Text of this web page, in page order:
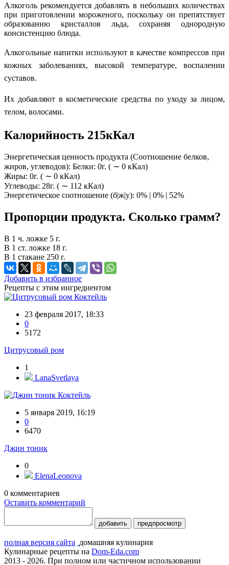
Алкоголь рекомендуется добавлять в небольших количествах
при приготовлении мороженого, поскольку он препятствует
образованию кристаллов льда, сохраняя однородную
консистенцию блюда.
Алкогольные напитки используют в качестве компрессов при
кожных заболеваниях, высокой температуре, воспалении
суставов.
Их добавляют в косметические средства по уходу за лицом,
телом, волосами.
Калорийность 215кКал
Энергетическая ценность продукта (Соотношение белков,
жиров, углеводов): Белки: 0г. ( ∼ 0 кКал)
Жиры: 0г. ( ∼ 0 кКал)
Углеводы: 28г. ( ∼ 112 кКал)
Энергетическое соотношение (б|ж|у): 0% | 0% | 52%
Пропорции продукта. Сколько грамм?
В 1 ч. ложке 5 г.
В 1 ст. ложке 18 г.
В 1 стакане 250 г.
Добавить в избранное
Рецепты с этим ингредиентом
Коктейль
23 февраля 2017, 18:33
0
5172
Цитрусовый ром
1
LanaSvetlaya
Коктейль
5 января 2019, 16:19
0
6470
Джин тоник
0
ElenaLeonova
0 комментариев
Оставить комментарий
добавить предпросмотр
полная версия сайта домашняя кулинария
Кулинарные рецепты на Dom-Eda.com
2013 - 2026. При полном или частичном использовании